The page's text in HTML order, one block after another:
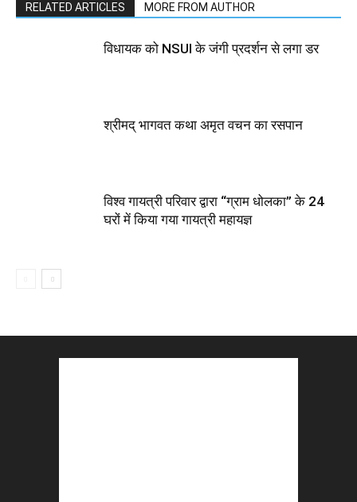
RELATED ARTICLES MORE FROM AUTHOR
विधायक को NSUI के जंगी प्रदर्शन से लगा डर
श्रीमद् भागवत कथा अमृत वचन का रसपान
विश्व गायत्री परिवार द्वारा “ग्राम धोलका” के 24
घरों में किया गया गायत्री महायज्ञ